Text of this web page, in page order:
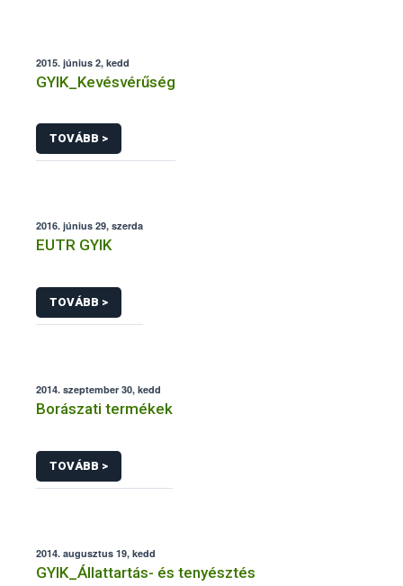
2015. június 2, kedd
GYIK_Kevésvérűség
TOVÁBB >
2016. június 29, szerda
EUTR GYIK
TOVÁBB >
2014. szeptember 30, kedd
Borászati termékek
TOVÁBB >
2014. augusztus 19, kedd
GYIK_Állattartás- és tenyésztés